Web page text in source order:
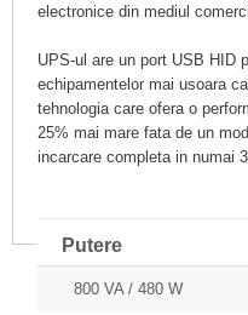
electronice din mediul
UPS-ul are un port USB HID
echipamentelor mai usoara
tehnologia care ofera o
25% mai mare fata de un
incarcare completa in numai
Putere
800 VA / 480 W